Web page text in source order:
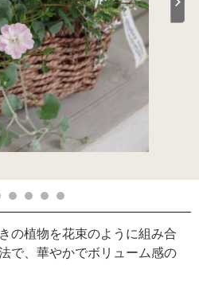
の植物を花束のように組み合
で、華やかでボリューム感の